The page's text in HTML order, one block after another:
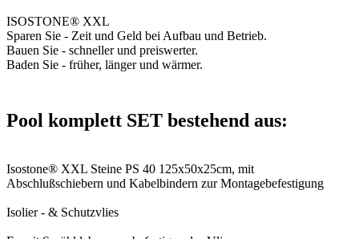
ISOSTONE® XXL
Sparen Sie - Zeit und Geld bei Aufbau und Betrieb.
Bauen Sie - schneller und preiswerter.
Baden Sie - früher, länger und wärmer.
Pool komplett SET bestehend aus:
Isostone® XXL Steine PS 40 125x50x25cm, mit
Abschlußschiebern und Kabelbindern zur Montagebefestigung
Isolier - & Schutzvlies